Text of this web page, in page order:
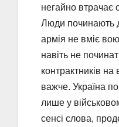
негайно втрачає
Люди починають
армія не вміє
навіть не
контрактників
важче. Україна
лише у
сенсі слова,